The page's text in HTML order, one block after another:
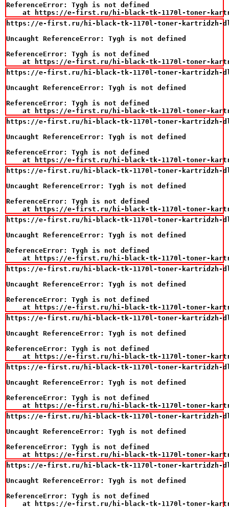
ReferenceError: Tygh is not defined
at https://e-first.ru/hi-black-tk-1170l-toner-
https://e-first.ru/hi-black-tk-1170l-toner-kartridzh-dlya-
Uncaught ReferenceError: Tygh is not defined
ReferenceError: Tygh is not defined
at https://e-first.ru/hi-black-tk-1170l-toner-
https://e-first.ru/hi-black-tk-1170l-toner-kartridzh-dlya-
Uncaught ReferenceError: Tygh is not defined
ReferenceError: Tygh is not defined
at https://e-first.ru/hi-black-tk-1170l-toner-
https://e-first.ru/hi-black-tk-1170l-toner-kartridzh-dlya-
Uncaught ReferenceError: Tygh is not defined
ReferenceError: Tygh is not defined
at https://e-first.ru/hi-black-tk-1170l-toner-
https://e-first.ru/hi-black-tk-1170l-toner-kartridzh-dlya-
Uncaught ReferenceError: Tygh is not defined
ReferenceError: Tygh is not defined
at https://e-first.ru/hi-black-tk-1170l-toner-
https://e-first.ru/hi-black-tk-1170l-toner-kartridzh-dlya-
Uncaught ReferenceError: Tygh is not defined
ReferenceError: Tygh is not defined
at https://e-first.ru/hi-black-tk-1170l-toner-
https://e-first.ru/hi-black-tk-1170l-toner-kartridzh-dlya-
Uncaught ReferenceError: Tygh is not defined
ReferenceError: Tygh is not defined
at https://e-first.ru/hi-black-tk-1170l-toner-
https://e-first.ru/hi-black-tk-1170l-toner-kartridzh-dlya-
Uncaught ReferenceError: Tygh is not defined
ReferenceError: Tygh is not defined
at https://e-first.ru/hi-black-tk-1170l-toner-
https://e-first.ru/hi-black-tk-1170l-toner-kartridzh-dlya-
Uncaught ReferenceError: Tygh is not defined
ReferenceError: Tygh is not defined
at https://e-first.ru/hi-black-tk-1170l-toner-
https://e-first.ru/hi-black-tk-1170l-toner-kartridzh-dlya-
Uncaught ReferenceError: Tygh is not defined
ReferenceError: Tygh is not defined
at https://e-first.ru/hi-black-tk-1170l-toner-
https://e-first.ru/hi-black-tk-1170l-toner-kartridzh-dlya-
Uncaught ReferenceError: Tygh is not defined
ReferenceError: Tygh is not defined
at https://e-first.ru/hi-black-tk-1170l-toner-